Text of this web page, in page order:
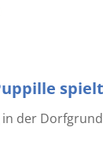
der